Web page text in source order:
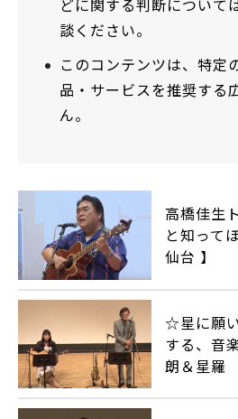
どに関する判断について
談ください。
このコンテンツは、特定
品・サービスを推奨する
ん。
高橋佳生
と知って
仙台 】
☆星に願
する、音
朗＆星羅